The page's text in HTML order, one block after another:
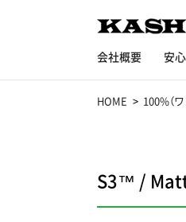
会社概要 安
HOME 100%（
S3™ /